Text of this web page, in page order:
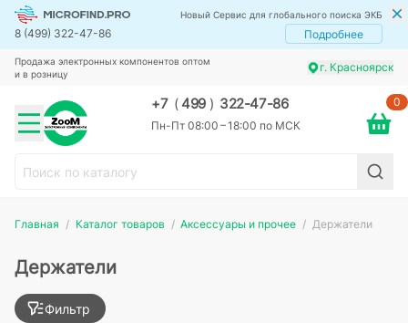
Новый Сервис для глобального поиска ЭКБ
8 (499) 322-47-86 Подробнее
Продажа электронных компонентов оптом
и в розницу
г. Красноярск
+7 (499 ) 322-47-86
Пн-Пт 08:00 – 18:00 по МСК
0
Главная Каталог товаров Аксессуары и прочее Держатели
Держатели
Фильтр